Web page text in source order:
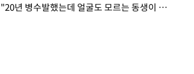
· "20년 병수발했는데 얼굴도 모르는 동생이 유산 절반을"…배다른 형제 상속권 있을까